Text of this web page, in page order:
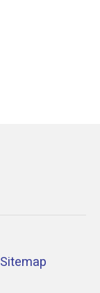
Sitemap